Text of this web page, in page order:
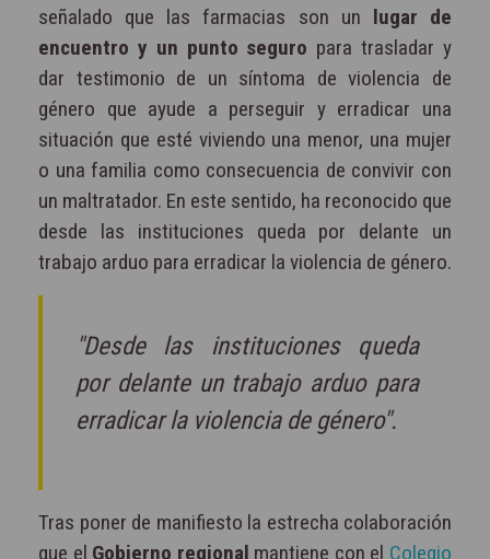
señalado que las farmacias son un lugar de
encuentro y un punto seguro para trasladar y
dar testimonio de un síntoma de violencia de
género que ayude a perseguir y erradicar una
situación que esté viviendo una menor, una mujer
o una familia como consecuencia de convivir con
un maltratador. En este sentido, ha reconocido que
desde las instituciones queda por delante un
trabajo arduo para erradicar la violencia de género.
"Desde las instituciones queda
por delante un trabajo arduo para
erradicar la violencia de género".
Tras poner de manifiesto la estrecha colaboración
que el Gobierno regional mantiene con el Colegio